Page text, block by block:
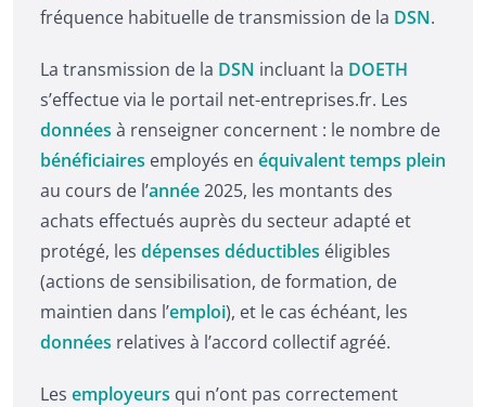
fréquence habituelle de transmission de la DSN.
La transmission de la DSN incluant la DOETH
s’effectue via le portail net-entreprises.fr. Les
données à renseigner concernent : le nombre de
bénéficiaires employés en équivalent temps plein
au cours de l’année2025, les montants des
achats effectués auprès du secteur adapté et
protégé, les dépenses déductibles éligibles
(actions de sensibilisation, de formation, de
maintien dans l’emploi), et le cas échéant, les
données relatives à l’accord collectif agréé.
Les employeurs qui n’ont pas correctement